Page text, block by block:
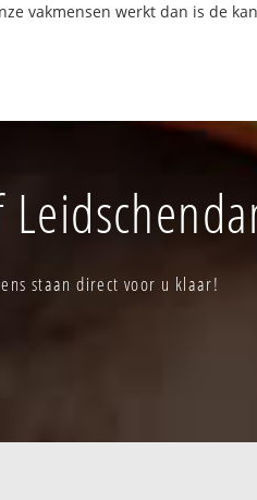
vakmensen werkt dan is de
staan direct voor u klaar!